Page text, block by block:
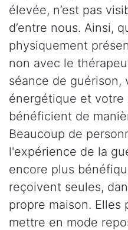
élevée, n’est pas
d’entre nous. Ainsi,
physiquement
non avec le
séance de guérison,
énergétique et votre
bénéficient de
Beaucoup de
l'expérience de la
encore plus
reçoivent seules,
propre maison. Elles
mettre en mode